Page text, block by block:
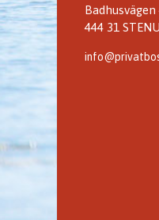
Badhusvägen
444 31